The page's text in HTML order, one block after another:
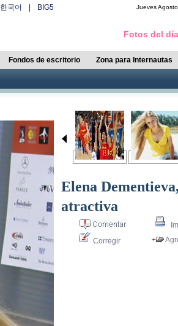
한국어 BIG5 JuevesAgosto,
Fotos del día
Fondos de escritorio Zona para Internautas
Elena
atractiva
Corregir